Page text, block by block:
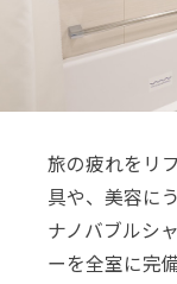
旅の疲れをリ
具や、美容に
ナノバブルシ
ーを全室に完